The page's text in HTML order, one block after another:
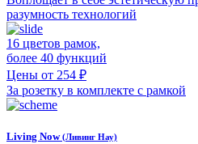
разумность технологий
16 цветов рамок,
более 40 функций
Цены от 254 ₽
За розетку в комплекте с рамкой
Living Now(Ливинг Нау)